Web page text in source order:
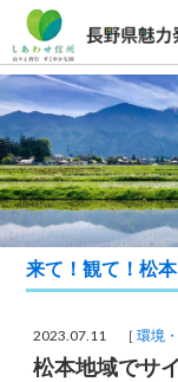
来て！観て！松
2023.07.11 ［環境
松本地域でサ